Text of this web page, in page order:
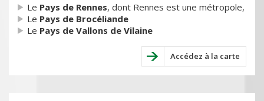
Le Pays de Rennes, dont Rennes est une métropole,
Le Pays de Brocéliande
Le Pays de Vallons de Vilaine
Accédez à la carte